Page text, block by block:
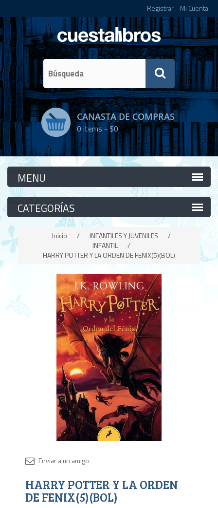
Registrar Mi Cuenta
CANASTA DE COMPRAS
0items -$0
Categorías
Categorías
Inicio / INFANTILES Y JUVENILES
/
INFANTIL
/
HARRY POTTER Y LA ORDEN DE FENIX(5)(BOL)
HARRY POTTER Y LA ORDEN
DE FENIX(5)(BOL)